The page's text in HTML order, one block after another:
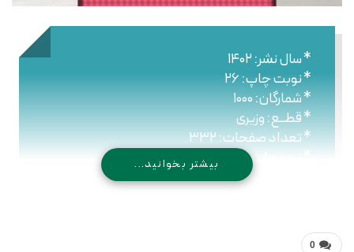
* سال نشر: ۱۴۰۲
* نوبت چاپ: ۲۶
* شمارگان: ۱۰۰۰
* قطــع: وزیری
* تعداد صفحات: ۳۳۲
* نـوع جلـد: شومیزبیشتر بخوانید...
0